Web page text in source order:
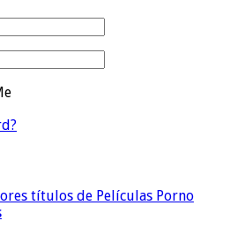
títulos de Películas Porno